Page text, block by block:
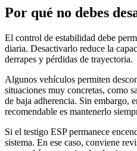
Por qué no debes
El control de estabilidad debe
diaria. Desactivarlo reduce la
derrapes y pérdidas de trayectoria.
Algunos vehículos permiten
situaciones muy concretas, como
de baja adherencia. Sin embargo,
recomendable es mantenerlo
Si el testigo ESP permanece
sistema. En ese caso, conviene